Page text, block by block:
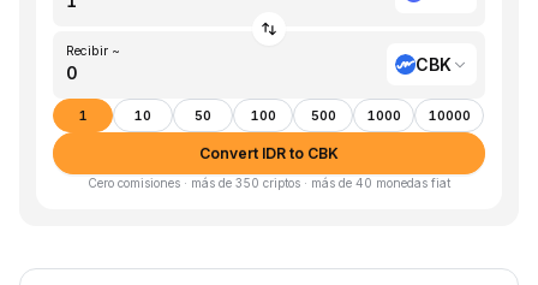
Recibir ~
CBK
1 10 50 100 500 1000 10000
Convert IDR to CBK
Cero comisiones · más de 350 criptos · más de 40 monedas fiat